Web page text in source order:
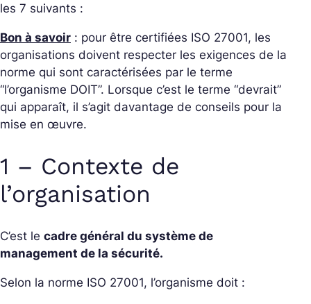
les 7 suivants :
Bon à savoir : pour être certifiées ISO 27001, les
organisations doivent respecter les exigences de la
norme qui sont caractérisées par le terme
“l’organisme DOIT”. Lorsque c’est le terme “devrait”
qui apparaît, il s’agit davantage de conseils pour la
mise en œuvre.
1 – Contexte de
l’organisation
C’est le cadre général du système de
management de la sécurité.
Selon la norme ISO 27001, l’organisme doit :